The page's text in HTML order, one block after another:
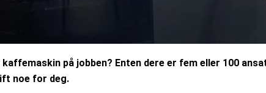
kaffemaskin på jobben? Enten dere er fem eller 100
noe for deg.